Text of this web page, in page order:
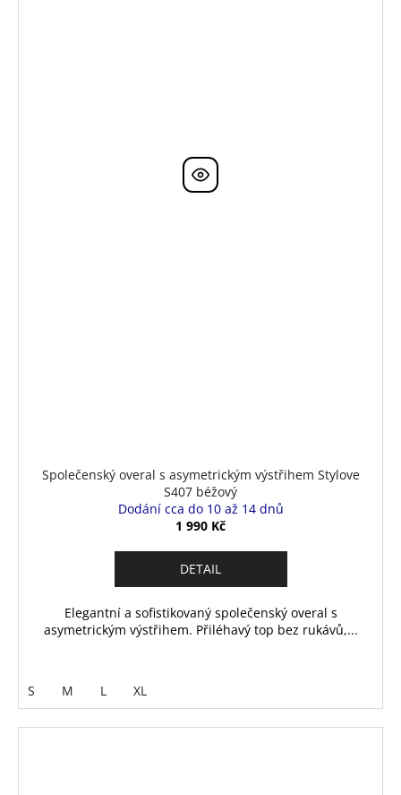
Společenský overal s asymetrickým výstřihem Stylove
S407 béžový
Dodání cca do 10 až 14 dnů
1 990 Kč
DETAIL
Elegantní a sofistikovaný společenský overal s
asymetrickým výstřihem. Přiléhavý top bez rukávů,...
S M L XL